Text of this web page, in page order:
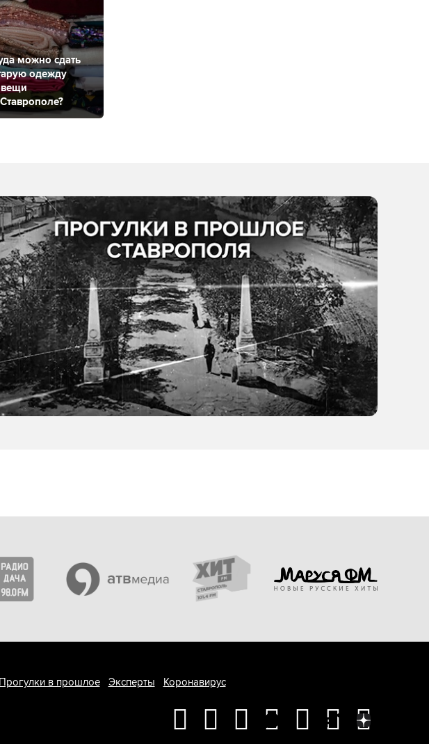
можно сдать
одежду
Прогулки в прошлое Эксперты Коронавирус